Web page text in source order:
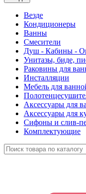
Везде
Кондиционеры
Ванны
Смесители
Душ - Кабины -
Унитазы, биде,
Раковины для
Инсталляции
Мебель для
Аксессуары для
Аксессуары для
Сифоны и слив-
Комплектующие